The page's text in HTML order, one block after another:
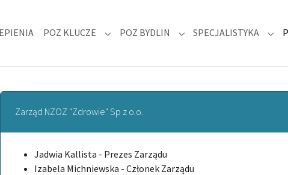
for "DLA PACJENTA"
POZ KLUCZE Submenu for "POZ KLUCZE"
POZ BYDLIN Submenu for "POZ
SPECJALISTYKA
Zarząd NZOZ "Zdrowie" Sp z o.o.
Jadwia Kallista - Prezes Zarządu
Izabela Michniewska - Członek Zarządu